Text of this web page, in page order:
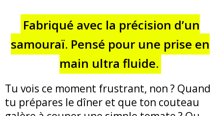
Fabriqué avec la précision d’un
samouraï. Pensé pour une prise en
main ultra fluide.
Tu vois ce moment frustrant, non ? Quand
tu prépares le dîner et que ton couteau